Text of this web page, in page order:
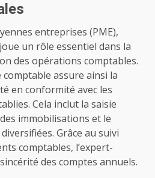
entreprises (PME),
un rôle essentiel dans la
des opérations comptables.
comptable assure ainsi la
en conformité avec les
Cela inclut la saisie
immobilisations et le
Grâce au suivi
comptables, l’expert-
des comptes annuels.